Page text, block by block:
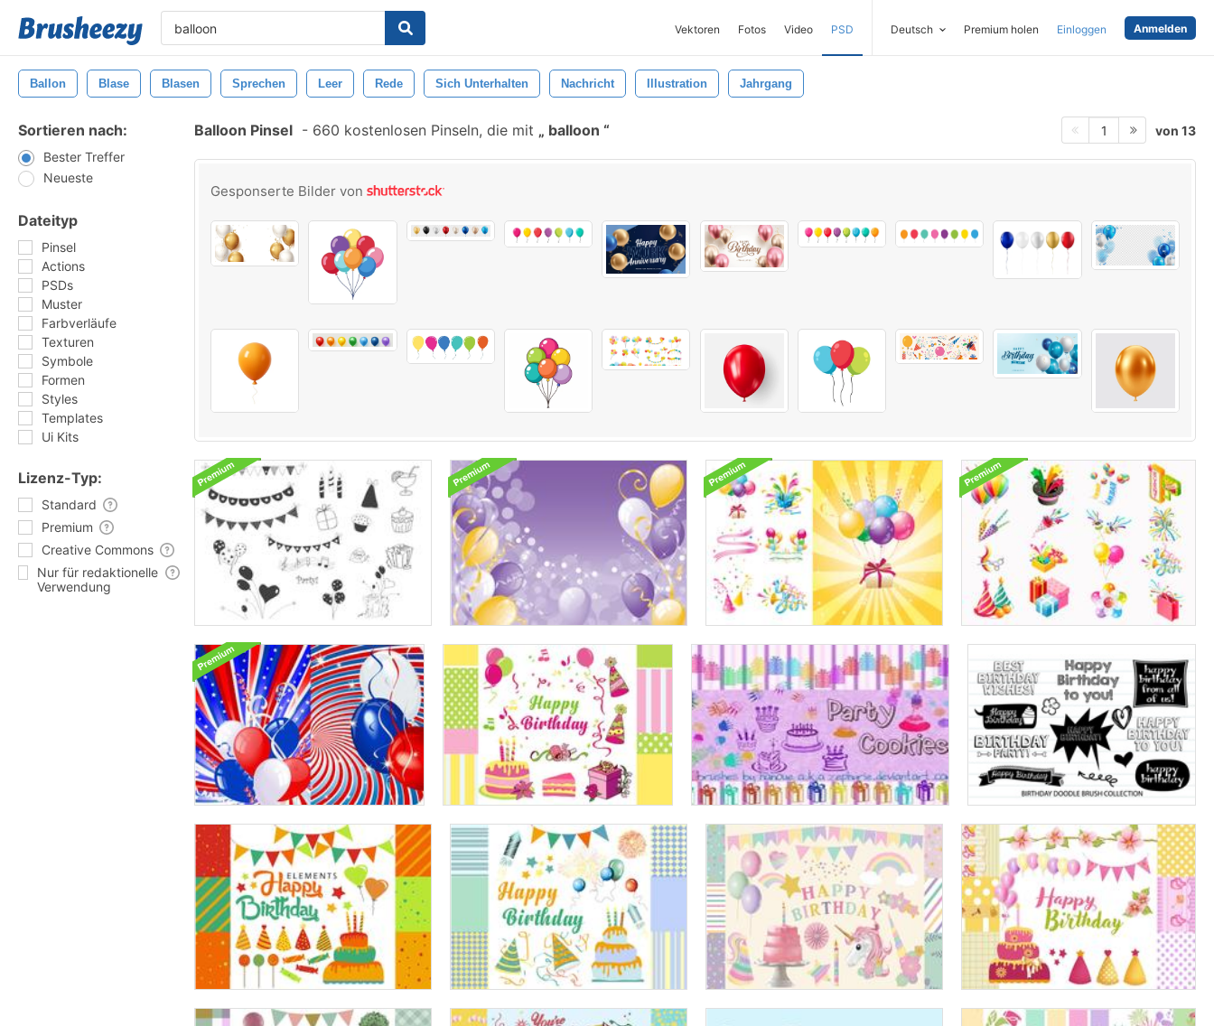
Vektoren Fotos Video PSD Deutsch Premium holen Einloggen Anmelden
Ballon Blase Blasen Sprechen Leer Rede Sich Unterhalten Nachricht Illustration Jahrgang
Sortieren nach:
Bester Treffer
Neueste
Dateityp
Pinsel
Actions
PSDs
Muster
Farbverläufe
Texturen
Symbole
Formen
Styles
Templates
Ui Kits
Lizenz-Typ:
Standard
Premium
Creative Commons
Nur für redaktionelle
Verwendung
Balloon Pinsel - 660 kostenlosen Pinseln, die mit balloon 1 von 13
Gesponserte Bilder von